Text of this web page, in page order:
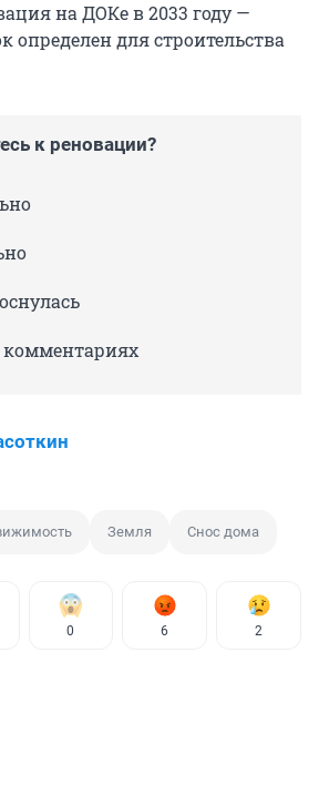
на ДОКе в 2033 году —
определен для строительства
к реновации?
комментариях
Земля Снос дома
0 6 2